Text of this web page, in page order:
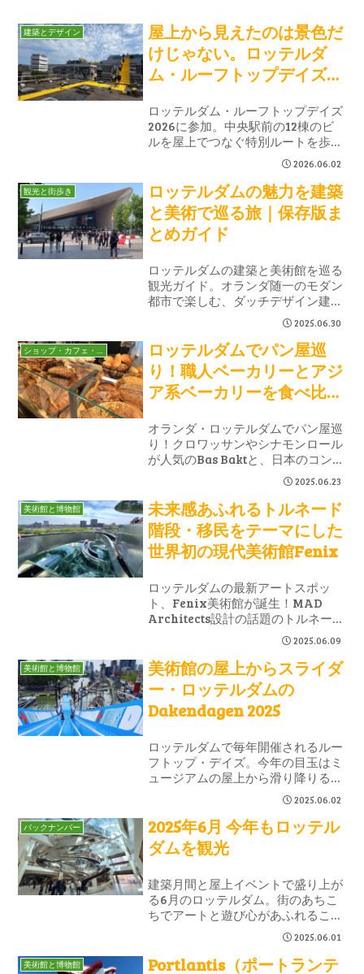
建築とデザイン
屋上から見えたのは景色だ
けじゃない。ロッテルダ
ム・ルーフトップデイズ
ロッテルダム・ルーフトップデイズ
2026に参加。中央駅前の12棟のビ
ルを屋上でつなぐ特別ルートを歩き
ながら、屋上緑化や都市開発、
MVRDVの未来プロジェクトを見学
してきました。屋上から見えたロッ
テルダムの新しい一面を紹介しま
す。
2026.06.02
観光と街歩き
ロッテルダムの魅力を建築
と美術で巡る旅｜保存版ま
とめガイド
ロッテルダムの建築と美術館を巡る
観光ガイド。オランダ随一のモダン
都市で楽しむ、ダッチデザイン建
築・MVRDVの名作・アート施設や
6月の建築月間RAMなど、見どころ
を厳選紹介。建築・都市デザイン・
アート好き必見のロッテルダム観光
まとめ。
2025.06.30
ロッテルダムでパン屋巡
り！職人ベーカリーとアジ
ア系ベーカリーを食べ比べ
オランダ・ロッテルダムでパン屋巡
り！クロワッサンやシナモンロール
が人気のBas Baktと、日本のコンビ
ニパンを思わせるQQ Bakeryを食べ
比べ。焼きたての香ばしさとふんわ
り甘いアジア系パン、全く異なる2
つのスタイルを体験できます。旅行
中の朝食やカフェタイムにもぴった
りなベーカリー情報をお届け！
2025.06.23
美術館と博物館
未来感あふれるトルネード
階段・移民をテーマにした
世界初の現代美術館Fenix
ロッテルダムの最新アートスポッ
ト、Fenix美術館が誕生！MAD
Architects設計の話題のトルネード
螺旋階段や、歴史的倉庫のリノベー
ション、移民の記憶を体験できる観
光地。建築と文化が融合した注目の
新名所です。
2025.06.09
美術館と博物館
美術館の屋上からスライダ
ー・ロッテルダムの
Dakendagen 2025
ロッテルダムで毎年開催されるルー
フトップ・デイズ。今年の目玉はミ
ュージアムの屋上から滑り降りる巨
大スライダー。子ども時代の気分に
戻れるような、楽しい非日常体験で
した！イベント情報と屋上からの眺
めなど見どころレポです。
2025.06.02
バックナンバー
2025年6月 今年もロッテル
ダムを観光
建築月間と屋上イベントで盛り上が
る6月のロッテルダム。街のあちこ
ちでアートと遊び心があふれるこの
季節、巨大スライダーに新美術館、
パン屋巡りまで、見どころを週替わ
りでゆるっとご紹介。観光にも暮ら
2025.06.01
美術館と博物館
Portlantis（ポートランテ